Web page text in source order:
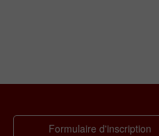
Formulaire d'inscription